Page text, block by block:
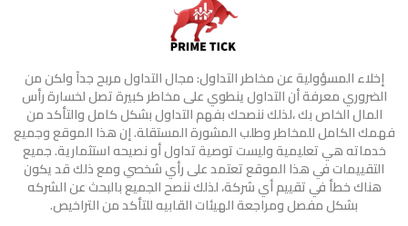
إخلاء المسؤولية عن مخاطر التداول: مجال التداول مربح جدآ ولكن من
الضروري معرفة أن التداول ينطوي على مخاطر كبيرة تصل لخسارة رأس
المال الخاص بك ،لذلك ننصحك بفهم التداول بشكل كامل والتأكد من
فهمك الكامل للمخاطر وطلب المشورة المستقلة. إن هذا الموقع وجميع
خدماته هي تعليمية وليست توصية تداول أو نصيحه استثمارية. جميع
التقييمات في هذا الموقع تعتمد على رأي شخصي ومع ذلك قد يكون
هناك خطأ في تقييم أي شركة، لذلك ننصح الجميع بالبحث عن الشركه
بشكل مفصل ومراجعة الهيئات القابيه للتأكد من التراخيص.